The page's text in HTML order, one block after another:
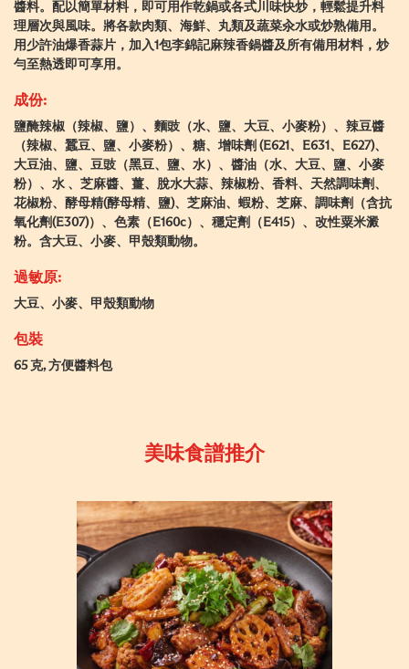
醬料。配以簡單材料，即可用作乾鍋或各式川味快炒，輕鬆提升料
理層次與風味。將各款肉類、海鮮、丸類及蔬菜汆水或炒熟備用。
用少許油爆香蒜片，加入1包李錦記麻辣香鍋醬及所有備用材料，炒
勻至熱透即可享用。
成份:
鹽醃辣椒（辣椒、鹽）、麵豉（水、鹽、大豆、小麥粉）、辣豆醬
（辣椒、蠶豆、鹽、小麥粉）、糖、增味劑 (E621、E631、E627)、
大豆油、鹽、豆豉（黑豆、鹽、水）、醬油（水、大豆、鹽、小麥
粉）、水 、芝麻醬、薑、脫水大蒜、辣椒粉、香料、天然調味劑、
花椒粉、酵母精(酵母精、鹽)、芝麻油、蝦粉、芝麻、調味劑（含抗
氧化劑(E307)）、色素（E160c）、穩定劑（E415）、改性粟米澱
粉。含大豆、小麥、甲殼類動物。
過敏原:
大豆、小麥、甲殼類動物
包裝
65 克, 方便醬料包
美味食譜推介